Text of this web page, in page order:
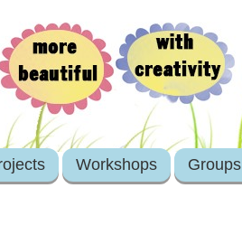
Workshops Groups